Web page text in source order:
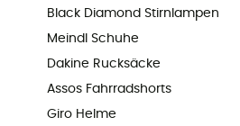
Black Diamond Stirnlampen
Meindl Schuhe
Dakine Rucksäcke
Assos Fahrradshorts
Giro Helme